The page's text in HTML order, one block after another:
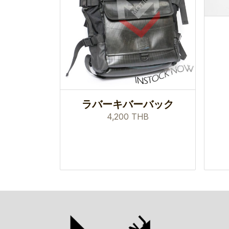
ラバーキバーバック
4,200 THB